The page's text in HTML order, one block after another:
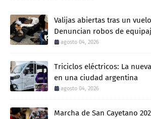
Valijas abiertas tras un
Denuncian robos de
agosto 04, 2026
Triciclos eléctricos: La
en una ciudad argentina
agosto 04, 2026
Marcha de San Cayetano